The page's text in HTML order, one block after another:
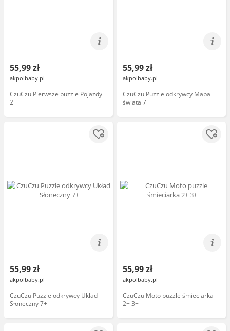
55,99 zł
akpolbaby.pl
CzuCzu Pierwsze puzzle Pojazdy
2+
55,99 zł
akpolbaby.pl
CzuCzu Puzzle odkrywcy Mapa
świata 7+
55,99 zł
akpolbaby.pl
CzuCzu Puzzle odkrywcy Układ
Słoneczny 7+
55,99 zł
akpolbaby.pl
CzuCzu Moto puzzle śmieciarka
2+ 3+